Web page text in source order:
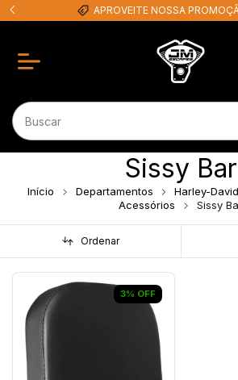
APROVEITE NOSSA
Sissy Bar
Início Departamentos Harley-
Acessórios
Sissy
Ordenar
3% OFF